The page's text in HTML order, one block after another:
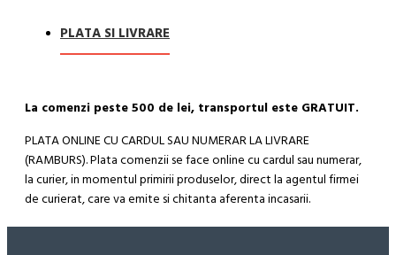
PLATA SI LIVRARE
La comenzi peste 500 de lei, transportul este GRATUIT.
PLATA ONLINE CU CARDUL SAU NUMERAR LA LIVRARE
(RAMBURS). Plata comenzii se face online cu cardul sau numerar,
la curier, in momentul primirii produselor, direct la agentul firmei
de curierat, care va emite si chitanta aferenta incasarii.
Cum se face livrarea produselor: